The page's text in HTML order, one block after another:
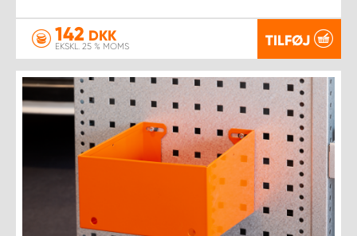
142 DKK
EKSKL. 25 % MOMS TILFØJ